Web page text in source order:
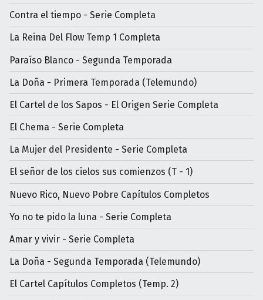
Contra el tiempo - Serie Completa
La Reina Del Flow Temp 1 Completa
Paraíso Blanco - Segunda Temporada
La Doña - Primera Temporada (Telemundo)
El Cartel de los Sapos - El Origen Serie Completa
El Chema - Serie Completa
La Mujer del Presidente - Serie Completa
El señor de los cielos sus comienzos (T - 1)
Nuevo Rico, Nuevo Pobre Capítulos Completos
Yo no te pido la luna - Serie Completa
Amar y vivir - Serie Completa
La Doña - Segunda Temporada (Telemundo)
El Cartel Capítulos Completos (Temp. 2)